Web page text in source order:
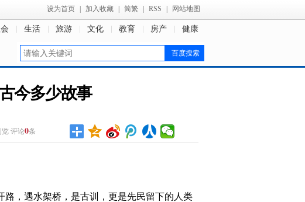
设为首页 加入收藏 简繁 RSS 网站地图
生活 旅游 文化 教育 房产 健康
今多少故事
览 评论0条
，遇水架桥，是古训，更是先民留下的人类